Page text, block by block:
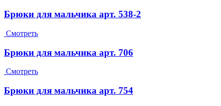
Брюки для мальчика арт. 538-2
Смотреть
Брюки для мальчика арт. 706
Смотреть
Брюки для мальчика арт. 754